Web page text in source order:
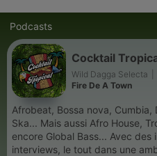
Podcasts
Cocktail
Wild Dagga Selecta
Fire De A Town
Afrobeat, Bossa nova, Cumbia,
Ska... Mais aussi Afro House,
encore Global Bass... Avec des invités, des lives, des
interviews, le tout dans une